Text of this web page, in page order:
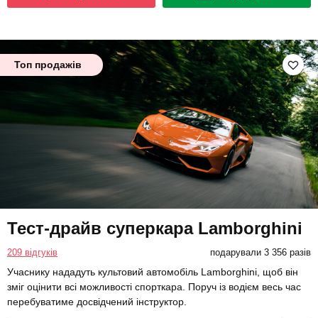
Топ продажів
Тест-драйв суперкара Lamborghini
209 відгуків подарували 3 356 разів
Учаснику нададуть культовий автомобіль Lamborghini, щоб він
зміг оцінити всі можливості спорткара. Поруч із водієм весь час
перебуватиме досвідчений інструктор.